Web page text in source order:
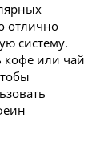
отлично
систему.
кофе или чай